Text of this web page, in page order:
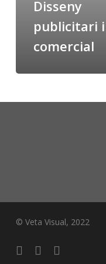
Disseny
publicitari i
comercial
© Veta Visual, 2022
blueskybehancemixcloud